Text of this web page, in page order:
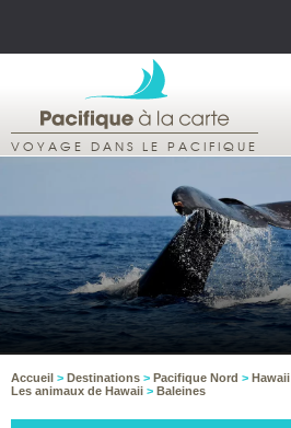
VOYAGE DANS LE PACIFIQUE
Accueil > Destinations > Pacifique Nord > Hawaii
Les animaux de Hawaii > Baleines